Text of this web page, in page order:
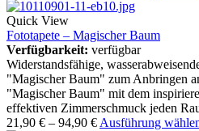
Quick View
Fototapete – Magischer Baum
Verfügbarkeit: verfügbar
Widerstandsfähige,
"Magischer Baum" zum Anbringen
"Magischer Baum" mit dem
effektiven Zimmerschmuck jeden
21,90 € – 94,90 € Ausführung